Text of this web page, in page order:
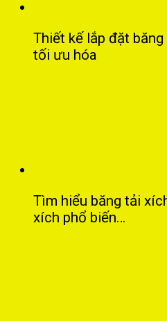
Thiết kế lắp đặt
tối ưu hóa
Tìm hiểu băng tải
xích phổ biến…